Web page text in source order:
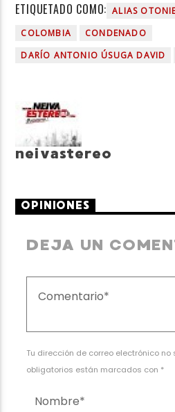
ETIQUETADO COMO: ALIAS
COLOMBIA
CONDENADO
DARÍO ANTONIO ÚSUGA DAVID
neivastereo
OPINIONES
DEJA UN
Tu dirección de correo electrónico
obligatorios están marcados con *